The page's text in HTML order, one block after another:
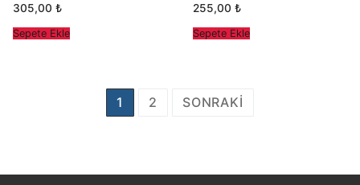
305,00 ₺
Sepete Ekle
255,00 ₺
Sepete Ekle
1 2 SONRAKI